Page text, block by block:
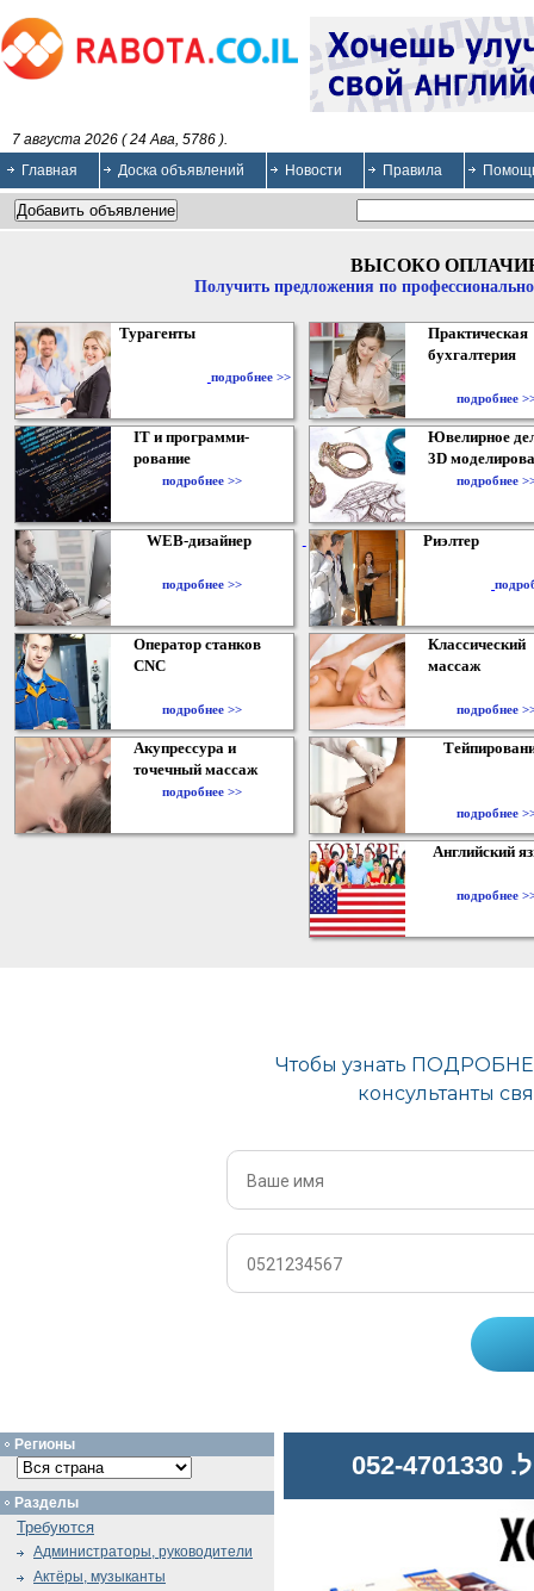
7 августа 2026 ( 24 Ава, 5786 ).
Главная
Доска объявлений Новости Правила
ВЫСОКО
Получить предложения по
Турагенты
подробнее >>
Практическая
бухгалтерия
подробнее
IT и программи-
рование
подробнее >>
Ювелирное
3D
подробнее
WEB-дизайнер
подробнее >>
Риэлтер
Оператор станков
CNC
подробнее >>
Классический
массаж
подробнее
Акупрессура и
точечный массаж
подробнее >>
подробнее
Английский
подробнее
Регионы
Разделы
Требуются
Администраторы, руководители
Актёры, музыканты